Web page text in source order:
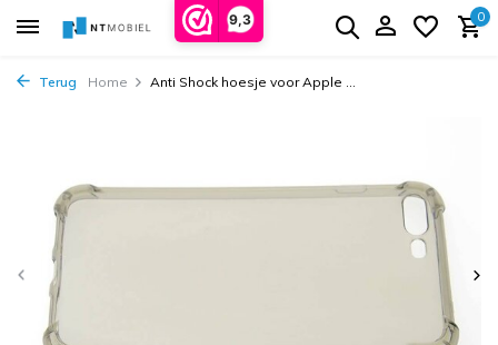
9,3 0
Terug Home Anti Shock hoesje voor Apple ...